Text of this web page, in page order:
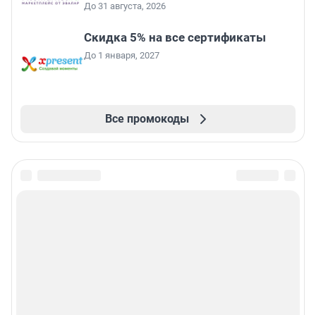
До 31 августа, 2026
Скидка 5% на все сертификаты
До 1 января, 2027
Все промокоды